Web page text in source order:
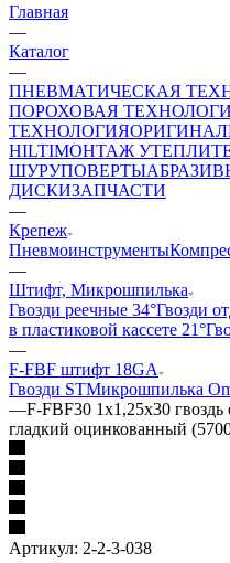
Главная
—
Каталог
—
ПНЕВМАТИЧЕСКАЯ
ПОРОХОВАЯ
ТЕХНОЛОГИЯ
HILTIМОНТАЖ
ШУРУПОВЕРТЫ
ДИСКИЗАПЧАСТИ
—
Крепеж
Пневмоинструменты
—
Штифт, Микрошпилька
Гвозди реечные 34°Гвозди
в пластиковой кассете 21°
—
F-FBF штифт 18GA
Гвозди STМикрошпилька
—F-FBF30 1х1,25х30
гладкий оцинкованный
Артикул: 2-2-3-038